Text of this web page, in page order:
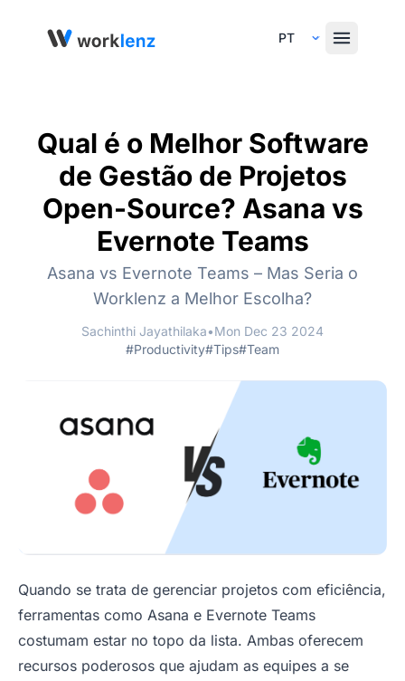
Select Language
Qual é o Melhor Software
de Gestão de Projetos
Open-Source? Asana vs
Evernote Teams
Asana vs Evernote Teams – Mas Seria o
Worklenz a Melhor Escolha?
Sachinthi Jayathilaka•Mon Dec 23 2024
#Productivity#Tips#Team
Quando se trata de gerenciar projetos com eficiência,
ferramentas como Asana e Evernote Teams
costumam estar no topo da lista. Ambas oferecem
recursos poderosos que ajudam as equipes a se